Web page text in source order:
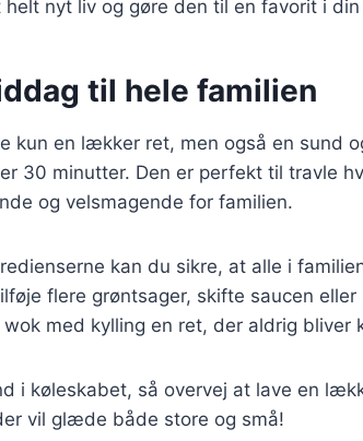
nyt liv og gøre den til en favorit i
til hele familien
kun en lækker ret, men også en sund
30 minutter. Den er perfekt til travle
og velsmagende for familien.
kan du sikre, at alle i
flere grøntsager, skifte saucen eller
med kylling en ret, der aldrig bliver
i køleskabet, så overvej at lave en
vil glæde både store og små!